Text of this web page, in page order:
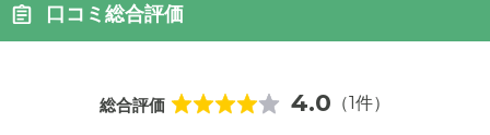
口コミ総合評価
総合評価 4.0 （1件）